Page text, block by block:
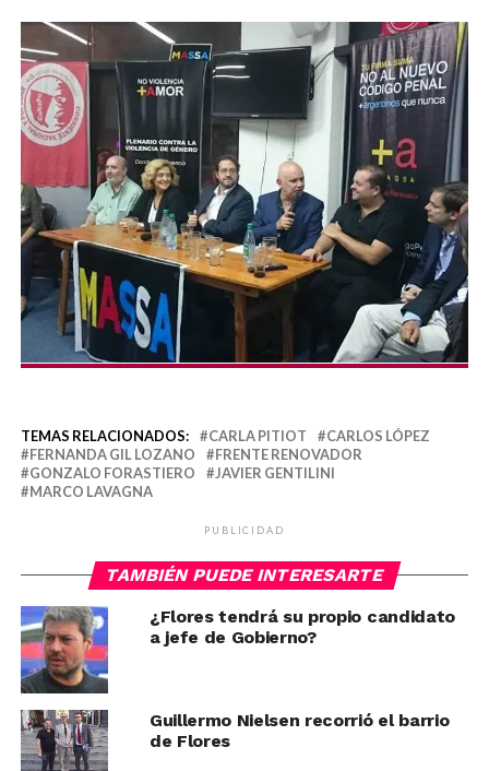
TEMAS RELACIONADOS: CARLA PITIOT
CARLOS LÓPEZ
FERNANDA GIL LOZANO
FRENTE RENOVADOR
GONZALO FORASTIERO
JAVIER GENTILINI
MARCO LAVAGNA
PUBLICIDAD
TAMBIÉN PUEDE INTERESARTE
¿Flores tendrá su propio candidato
a jefe de Gobierno?
Guillermo Nielsen recorrió el barrio
de Flores